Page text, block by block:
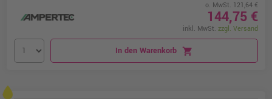
o. MwSt. 121,64 €
144,75 €
inkl. MwSt. zzgl. Versand
In den Warenkorb shopping_cart